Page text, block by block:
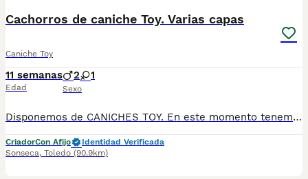
Cachorros de caniche Toy. Varias capas
Caniche Toy
11 semanas
Edad
2 1
Sexo
Disponemos de CANICHES TOY. En este momento tenemos en color negro, color apricot/rojo y color chocolate. Son cachorros nacionales, criados por nosotros, en nuestro centro, con pedigrí, Inscritos en el Libro de Orígenes Canino de España de la Federación Cinologica, se entregan con una garantía sanitaria escrita y contrato de compraventa, desparasitados y vacunados (con su cartilla sanitaria). Lo ideal es venir al criadero, conocer la camada, interactuar con ellos, ver comportamiento, carácter, etc y valorar. Si se decide visitar el criadero, ruego sea previa cita para dedicarles el tiempo que necesiten y aclararles las dudas. Padres a la vista en el criadero y excelente carácter, de 3,100 kilos el padre y 2,900 kilos la madre aproximadamente. A los padres les hemos realizado pruebas genéticas con marcadores de ADN para determinar que están libres de una serie de enfermedades: √ Hipocatalasia (Afecta al Sistema Digestivo). √ PRA (Atrofia Progresiva de Retina). √ Enfermedad de Von-Willebrands tipo 1 (Trastorno Hemorrágico). √ Hiperuricemia (HUU) (Trastorno del Sistema Urinario). √ La Osteocondrodisplasia (TOC) (Afecta al Sistema Esquelético). √ La Heterocigosidad. √ Gangliosidosis (GM2 Type II) (Afecta al Sistema Nervioso). √ Mielopatía Degenerativa, DM (Afecta al Sistema Nervioso). √ PRCD (Degeneración Progresiva de Órganos Sensoriales). √ Encefalopatía neonatal (Afecta al desarrollo del Sistema Nervioso). LLAMENOS Y LES INFORMAMOS AL 609369666 Estamos en Sonseca. Toledo POSIBILIDAD DE PAGAR A PLAZOS
CriadorCon Afijo
Identidad Verificada
Sonseca, Toledo (90.9km)